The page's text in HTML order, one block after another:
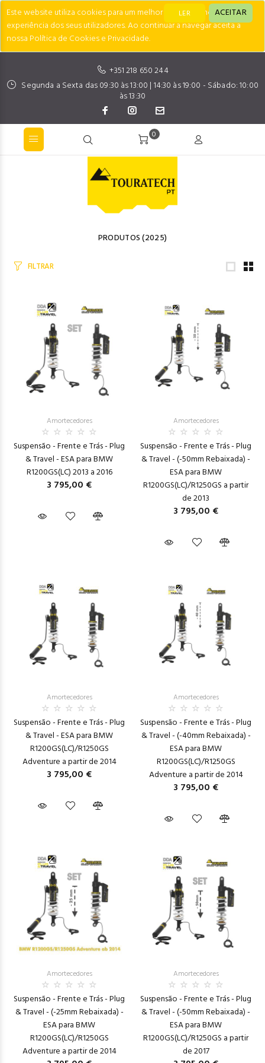
Este website utiliza cookies para um melhor desempenho e
experiência dos seus utilizadores. Ao continuar a navegar aceita a
nossa Política de Cookies e Privacidade.
LER ACEITAR
+351 218 650 244
Segunda a Sexta das 09:30 às 13:00 | 14:30 às 19:00 - Sábado: 10:00
às 13:30
0
PRODUTOS(2025)
FILTRAR
Amortecedores
Suspensão - Frente e Trás - Plug
& Travel - ESA para BMW
R1200GS(LC) 2013 a 2016
3 795,00 €
Amortecedores
Suspensão - Frente e Trás - Plug
& Travel - (-50mm Rebaixada) -
ESA para BMW
R1200GS(LC)/R1250GS a partir
de 2013
3 795,00 €
Amortecedores
Suspensão - Frente e Trás - Plug
& Travel - ESA para BMW
R1200GS(LC)/R1250GS
Adventure a partir de 2014
3 795,00 €
Amortecedores
Suspensão - Frente e Trás - Plug
& Travel - (-40mm Rebaixada) -
ESA para BMW
R1200GS(LC)/R1250GS
Adventure a partir de 2014
3 795,00 €
Amortecedores
Suspensão - Frente e Trás - Plug
& Travel - (-25mm Rebaixada) -
ESA para BMW
R1200GS(LC)/R1250GS
Adventure a partir de 2014
Amortecedores
Suspensão - Frente e Trás - Plug
& Travel - (-50mm Rebaixada) -
ESA para BMW
R1200GS(LC)/R1250GS a partir
de 2017